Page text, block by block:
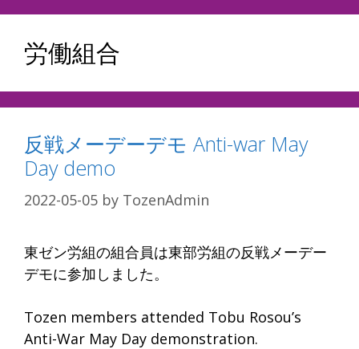
労働組合
反戦メーデーデモ Anti-war May
Day demo
2022-05-05 by TozenAdmin
東ゼン労組の組合員は東部労組の反戦メーデー
デモに参加しました。
Tozen members attended Tobu Rosou’s
Anti-War May Day demonstration.